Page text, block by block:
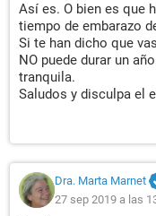
Así es. O bien es que
tiempo de embarazo
Si te han dicho que
NO puede durar un
tranquila.
Saludos y disculpa el
Dra. Marta Marnet
27 sep 2019 a las